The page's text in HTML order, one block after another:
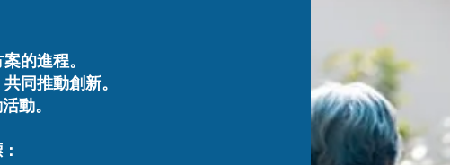
的進程。
同推動創新。
動。